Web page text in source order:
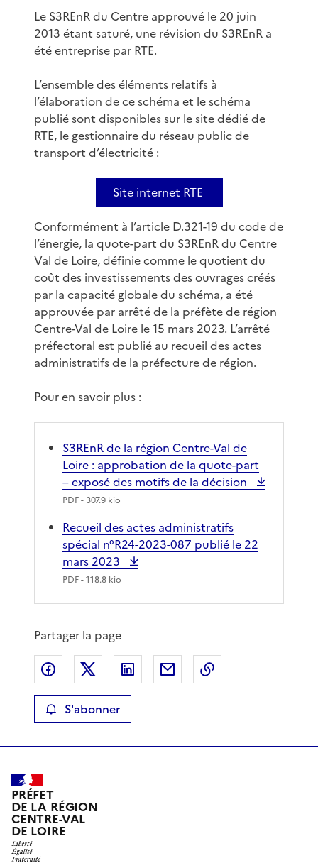
Le S3REnR du Centre approuvé le 20 juin
2013 étant saturé, une révision du S3REnR a
été entreprise par RTE.
L’ensemble des éléments relatifs à
l’élaboration de ce schéma et le schéma
publié sont disponibles sur le site dédié de
RTE, le gestionnaire du réseau public de
transport d’électricité :
Site internet RTE
Conformément à l’article D.321-19 du code de
l’énergie, la quote-part du S3REnR du Centre
Val de Loire, définie comme le quotient du
coût des investissements des ouvrages créés
par la capacité globale du schéma, a été
approuvée par arrêté de la préfète de région
Centre-Val de Loire le 15 mars 2023. L’arrêté
préfectoral est publié au recueil des actes
administratifs de la préfecture de région.
Pour en savoir plus :
S3REnR de la région Centre-Val de
Loire : approbation de la quote-part
– exposé des motifs de la décision
PDF- 307.9 kio
Recueil des actes administratifs
spécial n°R24-2023-087 publié le 22
mars 2023
PDF- 118.8 kio
Partager la page
Partager sur Facebook
Partager sur XPartager sur LinkedIn
Partager par email
S'abonner
PRÉFET
DE LA RÉGION
CENTRE-VAL
DE LOIRE